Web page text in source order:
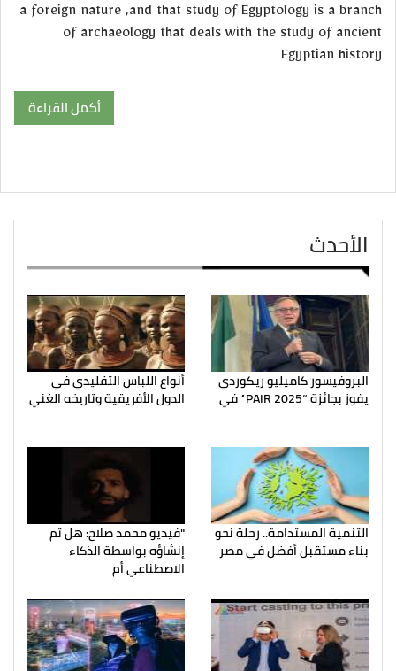
a foreign nature ,and that study of Egyptology is a branch
of archaeology that deals with the study of ancient
Egyptian history
أكمل القراءة
الأحدث
البروفيسور كاميليو ريكوردي
يفوز بجائزة “PAIR 2025” في
أنواع اللباس التقليدي في
الدول الأفريقية وتاريخه الغني
التنمية المستدامة.. رحلة نحو
بناء مستقبل أفضل في مصر
"فيديو محمد صلاح: هل تم
إنشاؤه بواسطة الذكاء
الاصطناعي أم